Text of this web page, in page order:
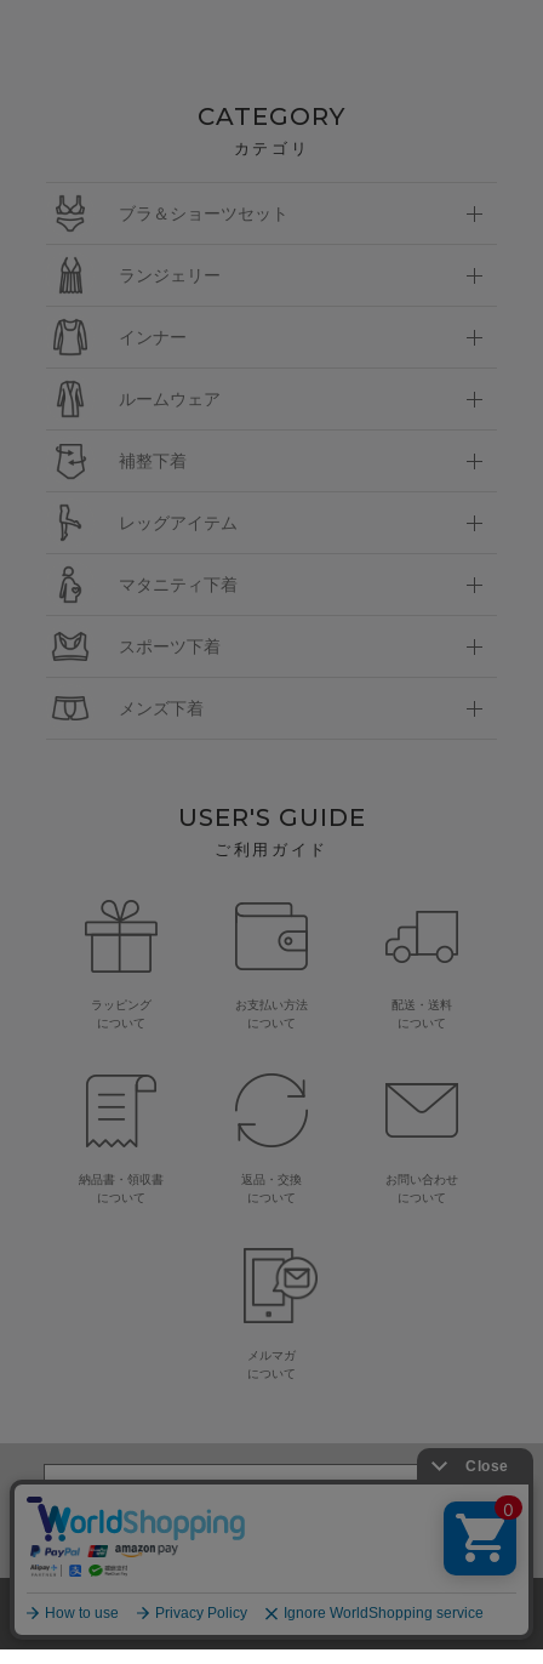
CATEGORY
カテゴリ
ブラ＆ショーツセット
ランジェリー
インナー
ルームウェア
補整下着
レッグアイテム
マタニティ下着
スポーツ下着
メンズ下着
USER'S GUIDE
ご利用ガイド
ラッピング
について
お支払い方法
について
配送・送料
について
納品書・領収書
について
返品・交換
について
お問い合わせ
について
メルマガ
について
生地・毛糸・手芸材料の専門店
株式会社オカダヤ 会社概要 採用情報